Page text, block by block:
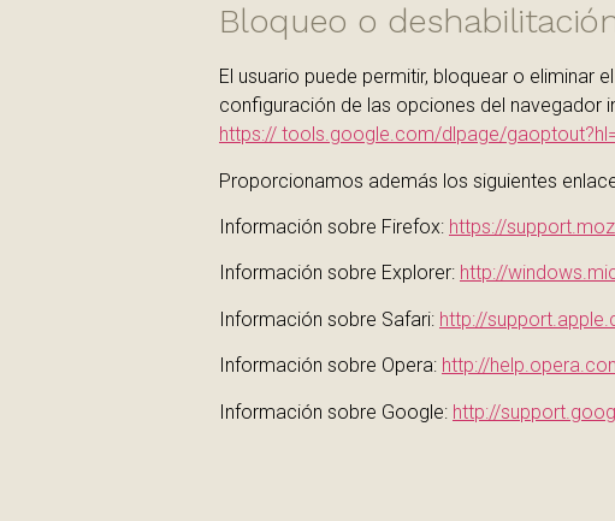
Bloqueo o
El usuario puede permitir, bloquear o
configuración de las opciones del navegador
https:// tools.google.com/dlpage/
Proporcionamos además los siguientes
Información sobre Firefox: https://
Información sobre Explorer: http://
Información sobre Safari: http://
Información sobre Opera: http://
Información sobre Google: http://